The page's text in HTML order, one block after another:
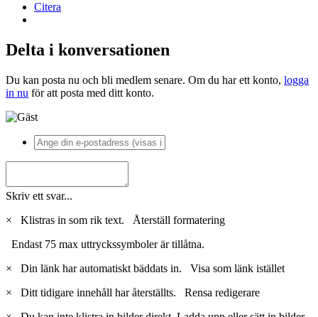
Citera
Delta i konversationen
Du kan posta nu och bli medlem senare. Om du har ett konto, logga
in nu för att posta med ditt konto.
Skriv ett svar...
×
Klistras in som rik text. Återställ formatering
Endast 75 max uttryckssymboler är tillåtna.
×
Din länk har automatiskt bäddats in. Visa som länk istället
×
Ditt tidigare innehåll har återställts. Rensa redigerare